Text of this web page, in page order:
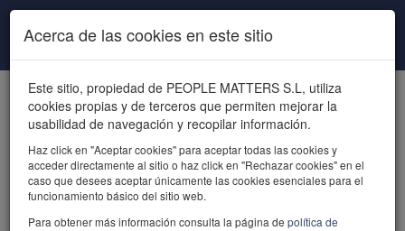
Pasar al contenido principal
powered by talent
Acerca de las cookies en este sitio
Este sitio, propiedad de PEOPLE MATTERS S.L, utiliza
cookies propias y de terceros que permiten mejorar la
usabilidad de navegación y recopilar información.
Haz click en "Aceptar cookies" para aceptar todas las cookies y
acceder directamente al sitio o haz click en "Rechazar cookies" en el
caso que desees aceptar únicamente las cookies esenciales para el
funcionamiento básico del sitio web.
Para obtener más información consulta la página de política de